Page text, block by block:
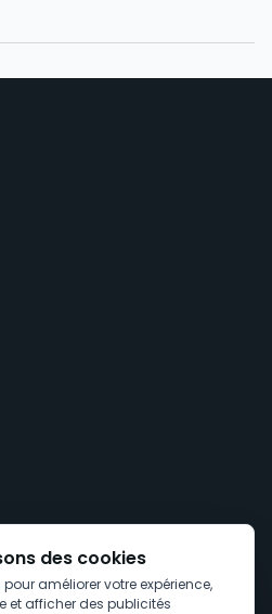
des cookies
améliorer votre expérience,
et afficher des publicités